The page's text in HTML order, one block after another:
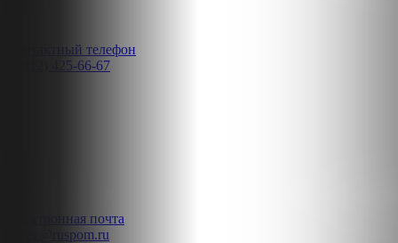
Контактный телефон
8 (812) 425-66-67
Электронная почта
zakaz@ruspom.ru